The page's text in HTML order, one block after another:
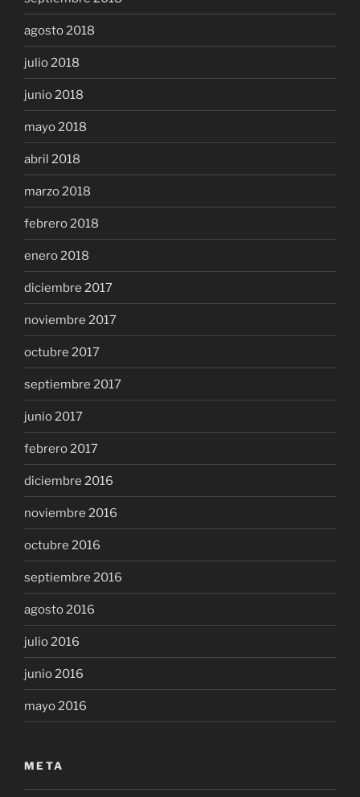
agosto 2018
julio 2018
junio 2018
mayo 2018
abril 2018
marzo 2018
febrero 2018
enero 2018
diciembre 2017
noviembre 2017
octubre 2017
septiembre 2017
junio 2017
febrero 2017
diciembre 2016
noviembre 2016
octubre 2016
septiembre 2016
agosto 2016
julio 2016
junio 2016
mayo 2016
META